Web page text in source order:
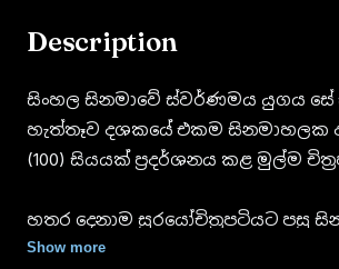
Description
සිංහල සිනමාවේ ස්වර්ණමය යුගය සේ
හැත්තෑව දශකයේ එකම
(100) සියයක් ප්‍රදර්ශනය කළ මුල්ම
හතර දෙනාම සුරයෝචිත්‍රපටියට පසු
මණ්ඩලයේ ප්‍රදර්ශනය වීමට නියමිතව
Show more